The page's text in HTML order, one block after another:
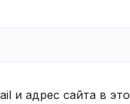
и адрес сайта в